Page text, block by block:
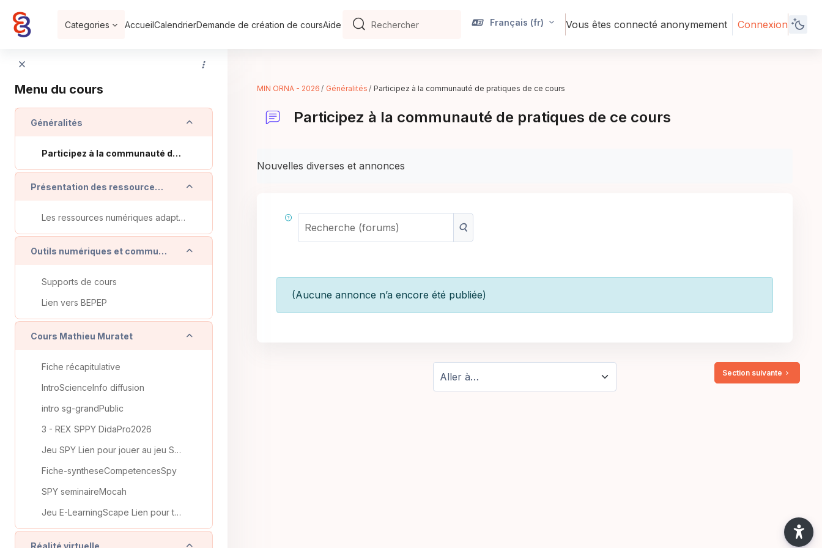
Categories AccueilCalendrierDemande de création de coursAide
Rechercher
Rechercher
Français ‎(fr)‎ Vous êtes connecté anonymement Connexion
Menu du cours
Généralités Replier
Participez à la communauté de pratiques de ce cours
Présentation des ressources numériques de l'INSEI Replier
Les ressources numériques adaptées à l’INSEI - Présentation MFIN Orna
Outils numériques et communication Replier
Supports de cours
Lien vers BEPEP
Cours Mathieu Muratet Replier
Fiche récapitulative
IntroScienceInfo diffusion
intro sg-grandPublic
3 - REX SPPY DidaPro2026
Jeu SPY Lien pour jouer au jeu SPY : https://spy.l...
Fiche-syntheseCompetencesSpy
SPY seminaireMocah
Jeu E-LearningScape Lien pour télécharger l'escape...
Réalité virtuelle Replier
MIN ORNA - 2026 Généralités Participez à la communauté de pratiques de ce cours
Participez à la communauté de pratiques de ce cours
Nouvelles diverses et annonces
Recherche (forums)
Recherche (forums)
(Aucune annonce n’a encore été publiée)
Aller à…
Section suivante